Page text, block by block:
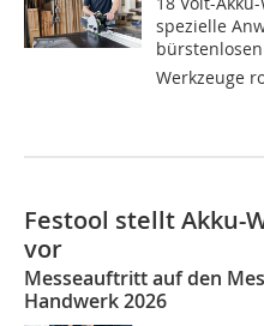
spezielle
bürstenlosen
Werkzeuge
Festool stellt Akku-
vor
Messeauftritt auf den
Handwerk 2026